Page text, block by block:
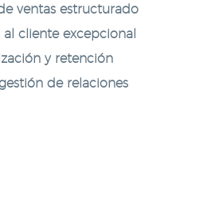
ventas estructurado
cliente excepcional
y retención
de relaciones